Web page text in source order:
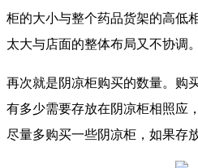
柜的大小与整个药品货架的高低
太大与店面的整体布局又不协调。
再次就是阴凉柜购买的数量。购
有多少需要存放在阴凉柜相照应
尽量多购买一些阴凉柜，如果存